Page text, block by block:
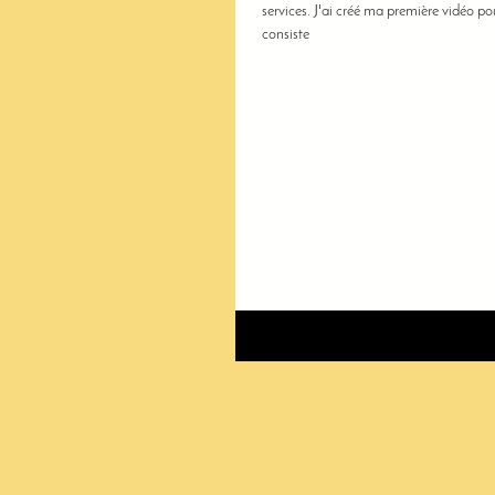
services. J'ai créé ma première vidéo
consiste